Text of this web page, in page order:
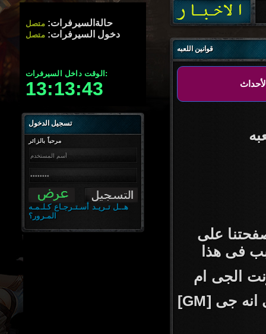
حالةالسيرفرات:متصل
دخول السيرفرات: متصل
الوقت داخل السيرفرات:
13:13:44
تسجيل الدخول
مرحباً بالزائر
هــل تـريـد أسـتـرجـاع كـلـمـه
المـرور؟
قوانين اللعبه
على
فى هذا
الجى ام
[GM] طبعا هيكون باسم اللعبه وزياده العلامه الداله على انه جى